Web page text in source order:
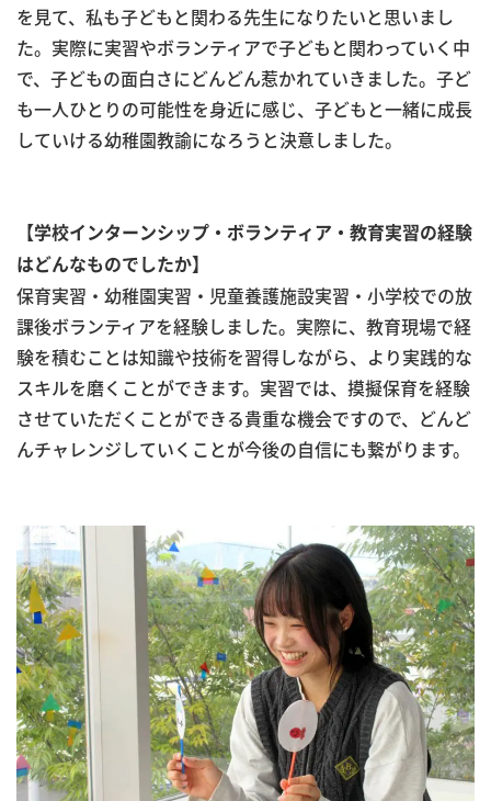
を見て、私も子どもと関わる先生になりたいと思いまし
た。実際に実習やボランティアで子どもと関わっていく中
で、子どもの面白さにどんどん惹かれていきました。子ど
も一人ひとりの可能性を身近に感じ、子どもと一緒に成長
していける幼稚園教諭になろうと決意しました。
【学校インターンシップ・ボランティア・教育実習の経験
はどんなものでしたか】
保育実習・幼稚園実習・児童養護施設実習・小学校での放
課後ボランティアを経験しました。実際に、教育現場で経
験を積むことは知識や技術を習得しながら、より実践的な
スキルを磨くことができます。実習では、摸擬保育を経験
させていただくことができる貴重な機会ですので、どんど
んチャレンジしていくことが今後の自信にも繋がります。